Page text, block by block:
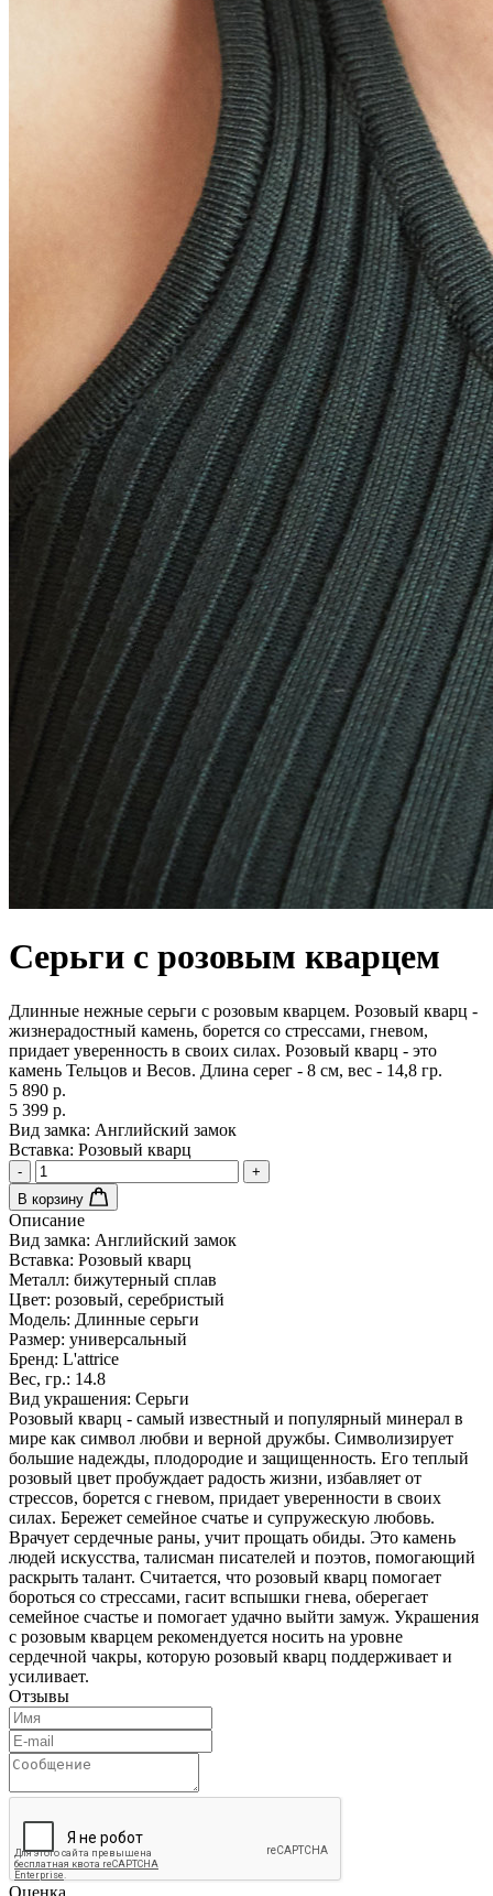
Серьги с розовым кварцем
Длинные нежные серьги с розовым кварцем. Розовый кварц -
жизнерадостный камень, борется со стрессами, гневом,
придает уверенность в своих силах. Розовый кварц - это
камень Тельцов и Весов. Длина серег - 8 см, вес - 14,8 гр.
5 890 р.
5 399 р.
Вид замка: Английский замок
Вставка: Розовый кварц
-
+
В корзину
Описание
Вид замка: Английский замок
Вставка: Розовый кварц
Металл: бижутерный сплав
Цвет: розовый, серебристый
Модель: Длинные серьги
Размер: универсальный
Бренд: L'attrice
Вес, гр.: 14.8
Вид украшения: Серьги
Розовый кварц - самый известный и популярный минерал в
мире как символ любви и верной дружбы. Символизирует
большие надежды, плодородие и защищенность. Его теплый
розовый цвет пробуждает радость жизни, избавляет от
стрессов, борется с гневом, придает уверенности в своих
силах. Бережет семейное счатье и супружескую любовь.
Врачует сердечные раны, учит прощать обиды. Это камень
людей искусства, талисман писателей и поэтов, помогающий
раскрыть талант. Считается, что розовый кварц помогает
бороться со стрессами, гасит вспышки гнева, оберегает
семейное счастье и помогает удачно выйти замуж. Украшения
с розовым кварцем рекомендуется носить на уровне
сердечной чакры, которую розовый кварц поддерживает и
усиливает.
Отзывы
Оценка